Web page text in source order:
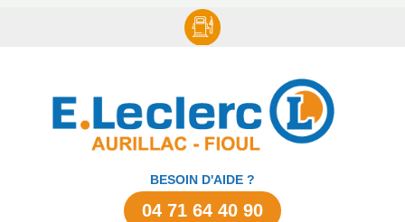
BESOIN D'AIDE ?
04 71 64 40 90